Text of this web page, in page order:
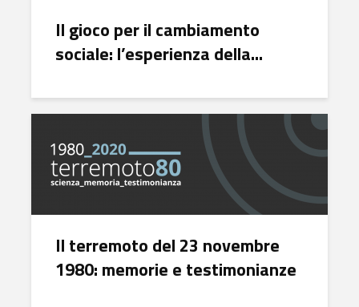
Il gioco per il cambiamento
sociale: l’esperienza della...
Il terremoto del 23 novembre
1980: memorie e testimonianze